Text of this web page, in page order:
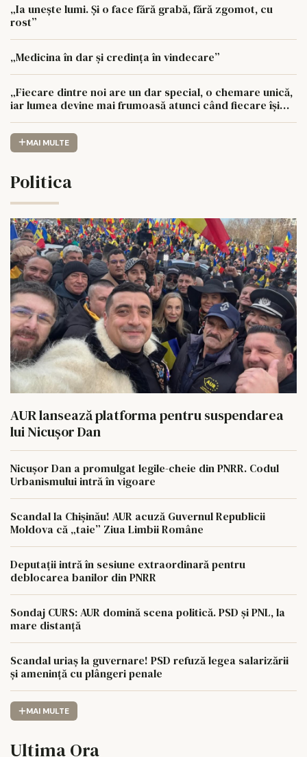
„Ia unește lumi. Și o face fără grabă, fără zgomot, cu
rost”
„Medicina în dar și credința în vindecare”
„Fiecare dintre noi are un dar special, o chemare unică,
iar lumea devine mai frumoasă atunci când fiecare își
MAI MULTE
Politica
AUR lansează platforma pentru suspendarea
lui Nicușor Dan
Nicușor Dan a promulgat legile-cheie din PNRR. Codul
Urbanismului intră în vigoare
Scandal la Chișinău! AUR acuză Guvernul Republicii
Moldova că „taie” Ziua Limbii Române
Deputații intră în sesiune extraordinară pentru
deblocarea banilor din PNRR
Sondaj CURS: AUR domină scena politică. PSD și PNL, la
mare distanță
Scandal uriaș la guvernare! PSD refuză legea salarizării
și amenință cu plângeri penale
MAI MULTE
Ultima Ora